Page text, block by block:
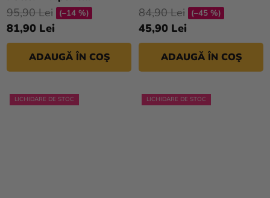
magazinului
81,90 Lei
95,90 Lei (–14 %)
ADAUGĂ ÎN COŞ
45,90 Lei
84,90 Lei (–45 %)
ADAUGĂ ÎN COŞ
LICHIDARE DE STOC LICHIDARE DE STOC